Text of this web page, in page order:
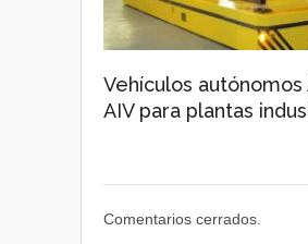
Vehículos autónomos
AIV para plantas
Comentarios cerrados.